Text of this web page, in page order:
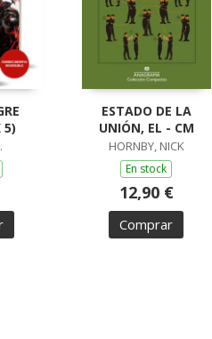
5)
ESTADO DE LA
UNIÓN, EL - CM
HORNBY, NICK
En stock
12,90 €
Comprar